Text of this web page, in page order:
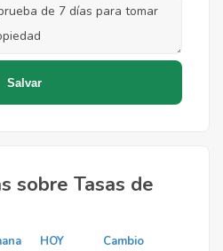
sobre Tasas de
HOY Cambio